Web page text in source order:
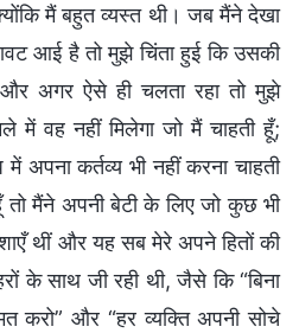
मैं बहुत व्यस्त थी। जब मैंने देखा
आई है तो मुझे चिंता हुई कि उसकी
अगर ऐसे ही चलता रहा तो मुझे
में वह नहीं मिलेगा जो मैं चाहती हूँ;
कर्तव्य भी नहीं करना चाहती
मैंने अपनी बेटी के लिए जो कुछ भी
थीं और यह सब मेरे अपने हितों की
के साथ जी रही थी, जैसे कि “बिना
करो” और “हर व्यक्ति अपनी सोचे